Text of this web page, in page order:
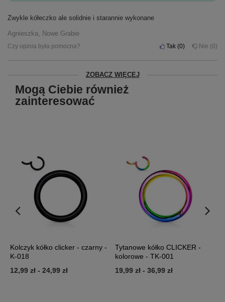
Zwykle kółeczko ale solidnie i starannie wykonane
Agnieszka, Nowe Grabie
Czy opinia była pomocna? Tak 0 Nie 0
ZOBACZ WIĘCEJ
Mogą Ciebie również
zainteresować
Kolczyk kółko clicker - czarny -
K-018
12,99 zł - 24,99 zł
Tytanowe kółko CLICKER -
kolorowe - TK-001
19,99 zł - 36,99 zł